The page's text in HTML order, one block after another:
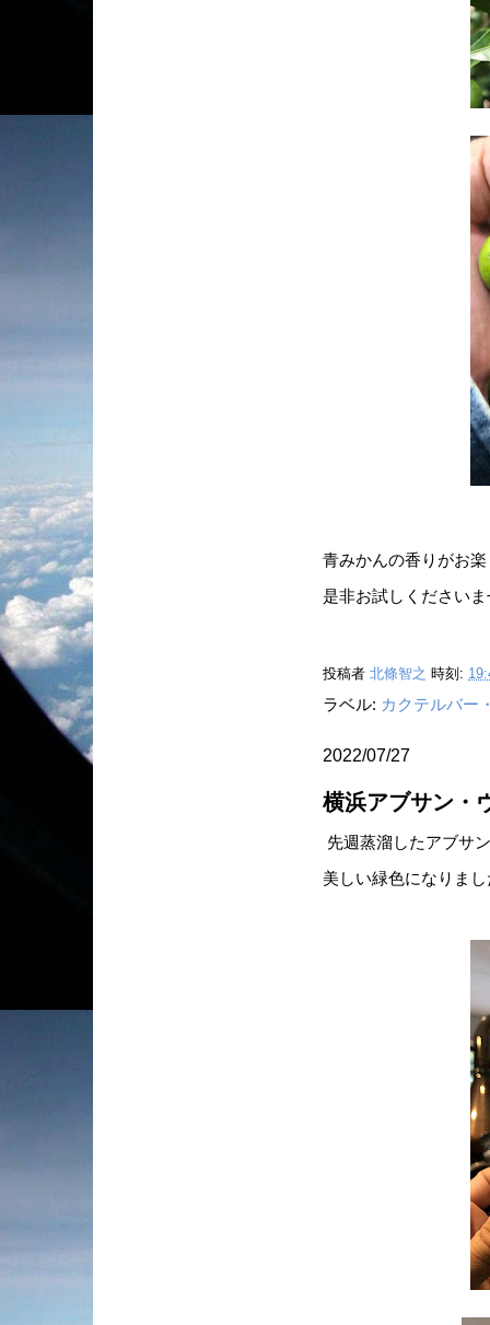
青みかんの香りがお
是非お試しくださいま
投稿者 北條智之 時刻:
ラベル: カクテルバー
2022/07/27
横浜アブサン・
先週蒸溜したアブサ
美しい緑色になりま